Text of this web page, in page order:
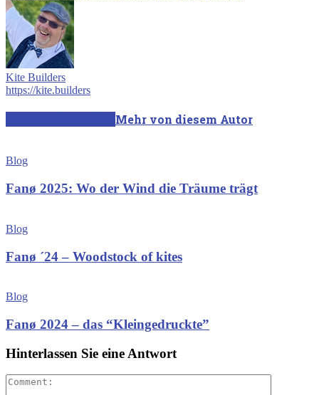
Kite Builders
https://kite.builders
Mehr von diesem Autor
Blog
Fanø 2025: Wo der Wind die Träume trägt
Blog
Fanø ´24 – Woodstock of kites
Blog
Fanø 2024 – das “Kleingedruckte”
Hinterlassen Sie eine Antwort